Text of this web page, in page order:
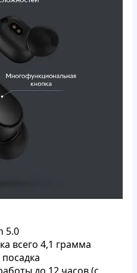
5.0
всего 4,1 грамма